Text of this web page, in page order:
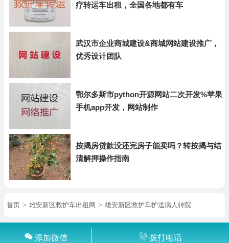
疗转运车出租，全国各地都有车
武汉市企业商城建设&商城网站建设推广，
优秀设计团队
鄂尔多斯市python开源网站二次开发%苹果
手机app开发，网站制作
按揭房贷款没还完房子能卖吗？转按揭与结
清解押操作指南
首页 > 雄安新区救护车出租网 > 雄安新区救护车护送病人转院
添加微信 拨打电话